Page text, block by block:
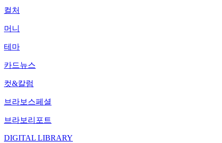
컬처
머니
테마
카드뉴스
컷&칼럼
브라보스페셜
브라보리포트
DIGITAL LIBRARY